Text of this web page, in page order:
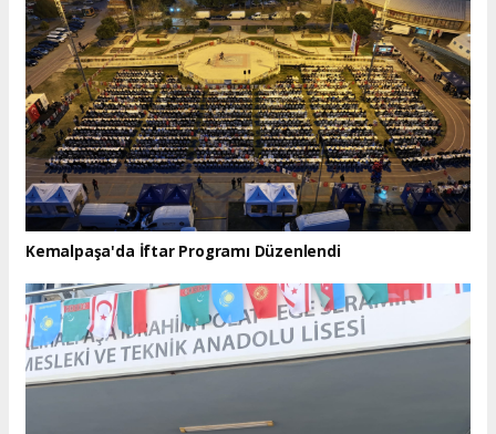
Kemalpaşa'da İftar Programı Düzenlendi